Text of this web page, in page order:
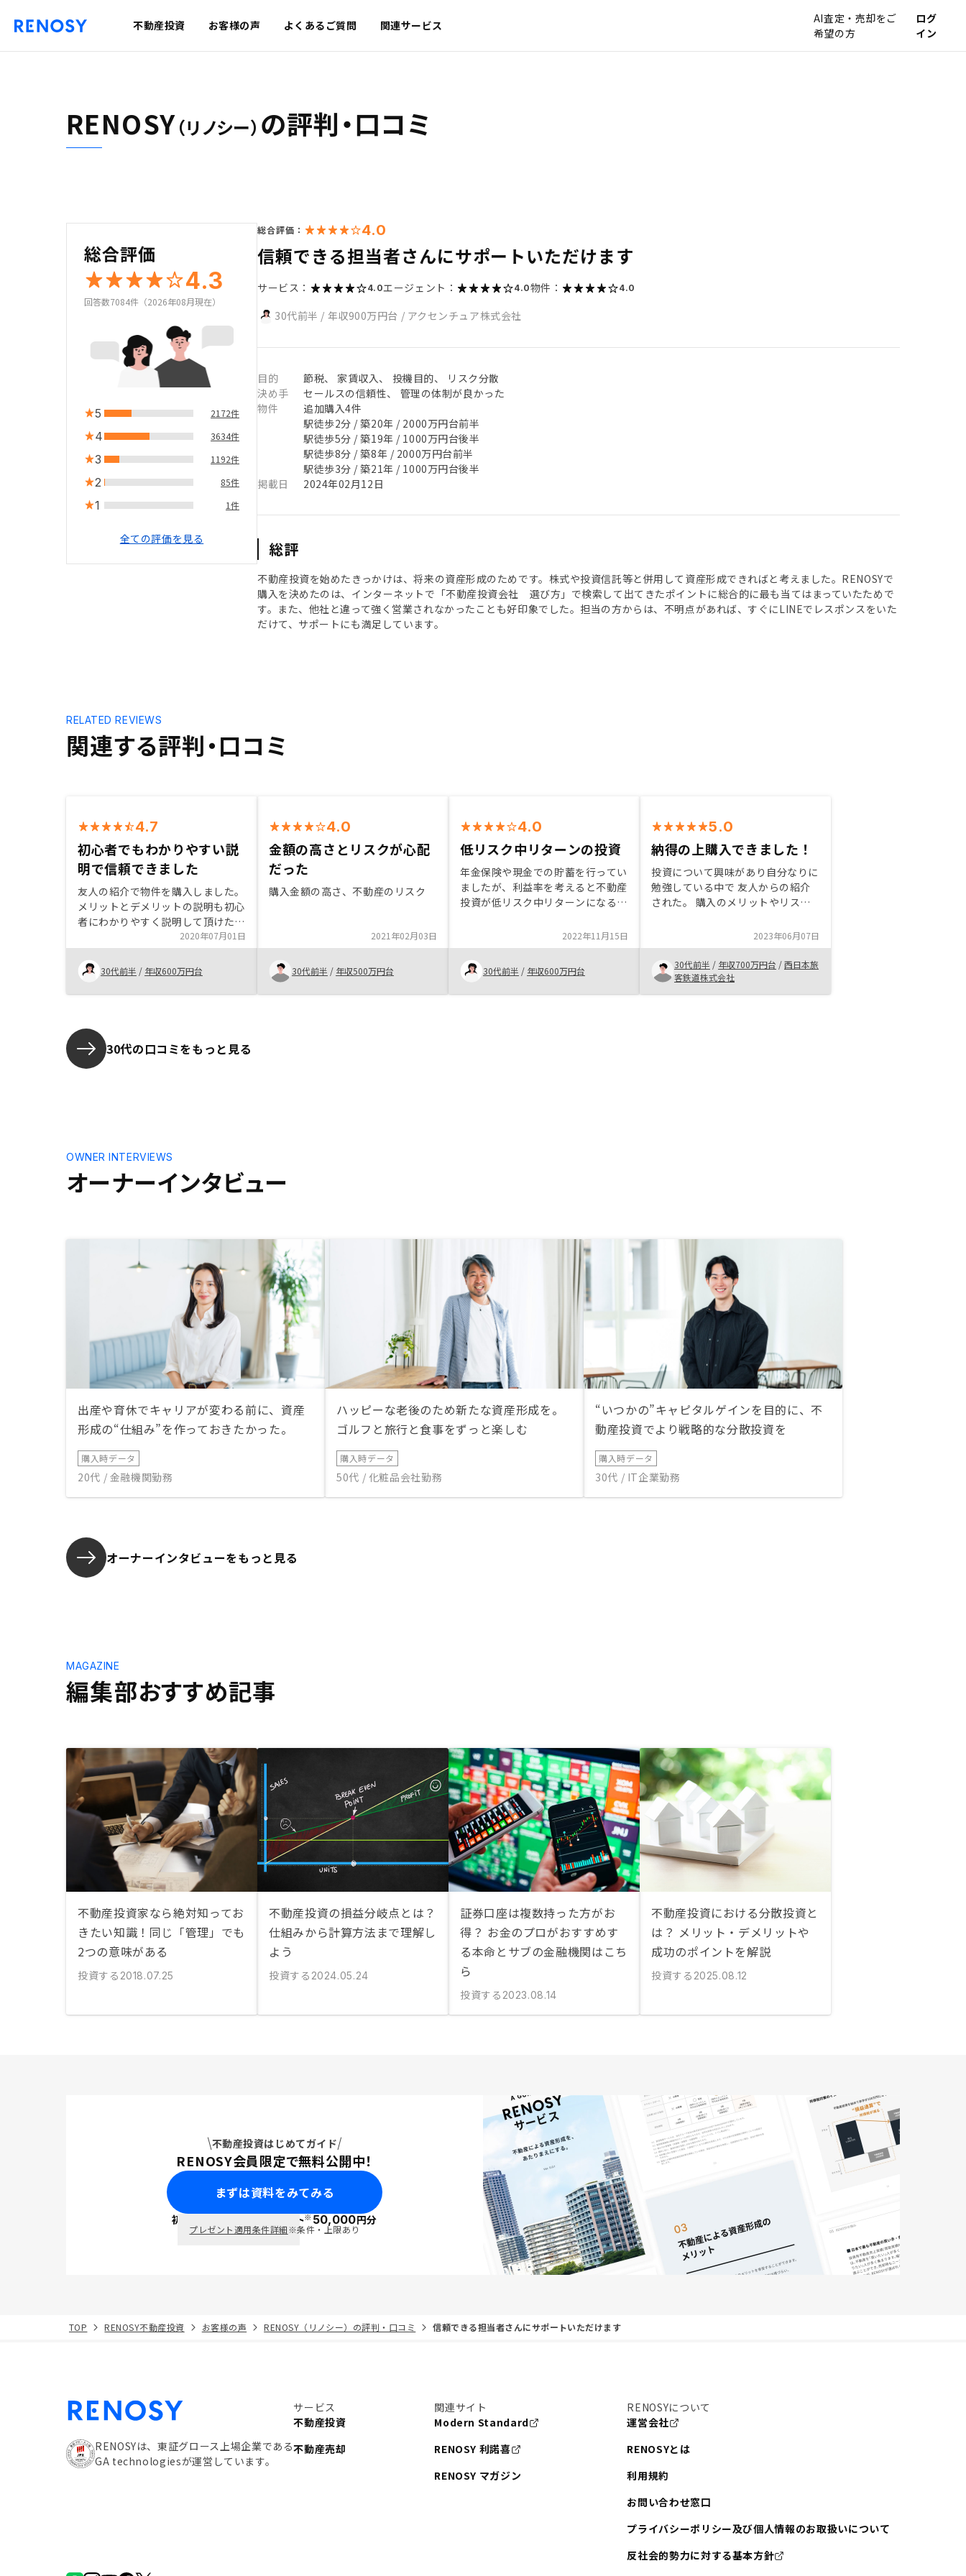
不動産投資 お客様の声 よくあるご質問 関連サービス
AI査定・売却をご
希望の方
ログ
イン
RENOSY（リノシー） の評判・口コミ
総合評価
4.3
回答数7084件（2026年08月現在）
5 2172件
4 3634件
3 1192件
2 85件
1 1件
全ての評価を見る
総合評価： 4.0
信頼できる担当者さんにサポートいただけます
サービス： 4.0エージェント： 4.0物件： 4.0
30代前半 / 年収900万円台 / アクセンチュア株式会社
目的
節税、 家賃収入、 投機目的、 リスク分散
決め手
セールスの信頼性、 管理の体制が良かった
物件
追加購入4件
駅徒歩2分 / 築20年 / 2000万円台前半
駅徒歩5分 / 築19年 / 1000万円台後半
駅徒歩8分 / 築8年 / 2000万円台前半
駅徒歩3分 / 築21年 / 1000万円台後半
掲載日
2024年02月12日
総評
不動産投資を始めたきっかけは、将来の資産形成のためです。株式や投資信託等と併用して資産形成できればと考えました。RENOSYで
購入を決めたのは、インターネットで「不動産投資会社 選び方」で検索して出てきたポイントに総合的に最も当てはまっていたためで
す。また、他社と違って強く営業されなかったことも好印象でした。担当の方からは、不明点があれば、すぐにLINEでレスポンスをいた
だけて、サポートにも満足しています。
関連する評判・口コミ
RELATED REVIEWS
4.7
初心者でもわかりやすい説
明で信頼できました
友人の紹介で物件を購入しました。
メリットとデメリットの説明も初心
者にわかりやすく説明して頂けたこ
と、連絡のやり取りもストレスなく
スムーズな対応だったので、非常に
信頼できると感じ、購入後に再度、
興味のあった物件をご紹介頂き、購
入しました。
2020年07月01日
30代前半 / 年収600万円台
4.0
金額の高さとリスクが心配
だった
購入金額の高さ、不動産のリスク
2021年02月03日
30代前半 / 年収500万円台
4.0
低リスク中リターンの投資
年金保険や現金での貯蓄を行ってい
ましたが、利益率を考えると不動産
投資が低リスク中リターンになると
間が必要ですが、知識がそこまで要
らず、手間暇をあまりかけなくとも
行えるのが不動産投資だと思いま
す。また、保険としても役立つの
で、投資＋保険という使いたい方が
2022年11月15日
30代前半 / 年収600万円台
5.0
納得の上購入できました！
投資について興味があり自分なりに
勉強している中で 友人からの紹介
された。 購入のメリットやリスク
最終的には自ら納得して購入でき
た。 同じように投資について興味
がある友人たちには不動産投資も一
つの手段であることを 勧めていき
たい。
2023年06月07日
30代前半 / 年収700万円台 /西日本旅
客鉄道株式会社
30代の口コミをもっと見る
オーナーインタビュー
OWNER INTERVIEWS
出産や育休でキャリアが変わる前に、資産
形成の“仕組み”を作っておきたかった。
購入時データ
20代 / 金融機関勤務
ハッピーな老後のため新たな資産形成を。
ゴルフと旅行と食事をずっと楽しむ
購入時データ
50代 / 化粧品会社勤務
“いつかの”キャピタルゲインを目的に、不
動産投資でより戦略的な分散投資を
購入時データ
30代 / IT企業勤務
オーナーインタビューをもっと見る
編集部おすすめ記事
MAGAZINE
不動産投資家なら絶対知ってお
きたい知識！同じ「管理」でも
2つの意味がある
投資する 2018.07.25
不動産投資の損益分岐点とは？
仕組みから計算方法まで理解し
よう
投資する 2024.05.24
証券口座は複数持った方がお
得？ お金のプロがおすすめす
る本命とサブの金融機関はこち
ら
投資する 2023.08.14
不動産投資における分散投資と
は？ メリット・デメリットや
成功のポイントを解説
投資する 2025.08.12
不動産投資はじめてガイド
RENOSY会員限定で無料公開中！
まずは資料をみてみる
初回面談で ポイント※50,000円分
プレゼント適用条件詳細※条件・上限あり
TOP RENOSY不動産投資 お客様の声 RENOSY（リノシー）の評判・口コミ 信頼できる担当者さんにサポートいただけます
RENOSYは、東証グロース上場企業である
GA technologiesが運営しています。
サービス
不動産投資
不動産売却
関連サイト
Modern Standard
RENOSY 利諾喜
RENOSY マガジン
RENOSYについて
運営会社
RENOSYとは
利用規約
お問い合わせ窓口
プライバシーポリシー及び個人情報のお取扱いについて
反社会的勢力に対する基本方針